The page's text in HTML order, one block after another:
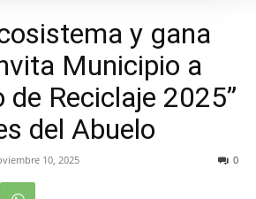
y gana
Municipio a
de Reciclaje 2025”
del Abuelo
10, 2025 0